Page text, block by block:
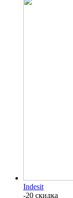
Indesit
-20 скидка